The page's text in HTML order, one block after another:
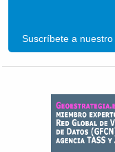
Suscríbete a